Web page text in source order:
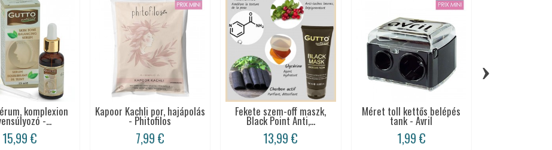
komplexion
-...
15,99 €
Kapoor Kachli por, hajápolás
- Phitofilos
7,99 €
Fekete szem-off maszk,
Black Point Anti,...
13,99 €
Méret toll kettős belépés
tank - Avril
1,99 €
›